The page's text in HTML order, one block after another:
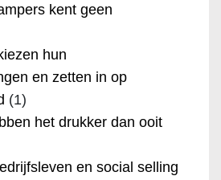
kent geen
hun
en zetten in op
(1)
het drukker dan ooit
en social selling